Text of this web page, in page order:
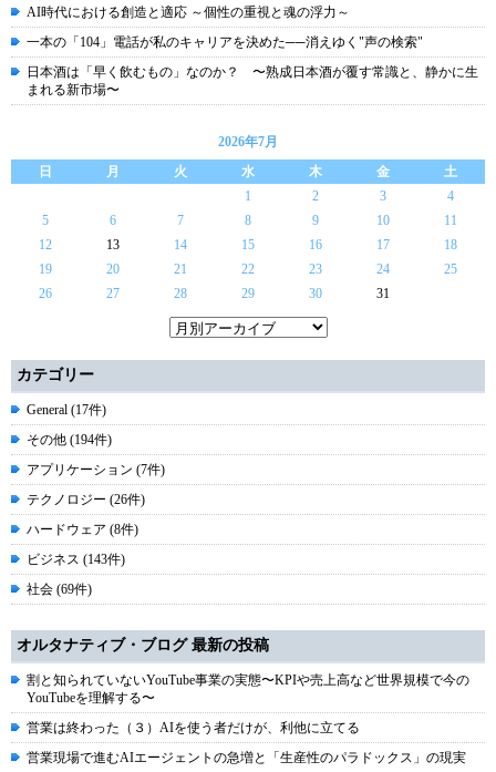
AI時代における創造と適応 ～個性の重視と魂の浮力～
一本の「104」電話が私のキャリアを決めた──消えゆく"声の検索"
日本酒は「早く飲むもの」なのか？ 〜熟成日本酒が覆す常識と、静かに生
まれる新市場〜
2026年7月
日
月 火 水 木 金
土
1
2 3
4
5
6 7 8 9 10
11
12
13 14 15 16 17
18
19
20 21 22 23 24
25
26
27 28 29 30 31
カテゴリー
General (17件)
その他 (194件)
アプリケーション (7件)
テクノロジー (26件)
ハードウェア (8件)
ビジネス (143件)
社会 (69件)
オルタナティブ・ブログ 最新の投稿
割と知られていないYouTube事業の実態〜KPIや売上高など世界規模で今の
YouTubeを理解する〜
営業は終わった（３）AIを使う者だけが、利他に立てる
営業現場で進むAIエージェントの急増と「生産性のパラドックス」の現実